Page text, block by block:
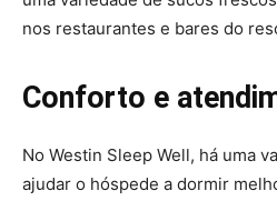
nos restaurantes e bares do
Conforto e
No Westin Sleep Well, há uma
ajudar o hóspede a dormir